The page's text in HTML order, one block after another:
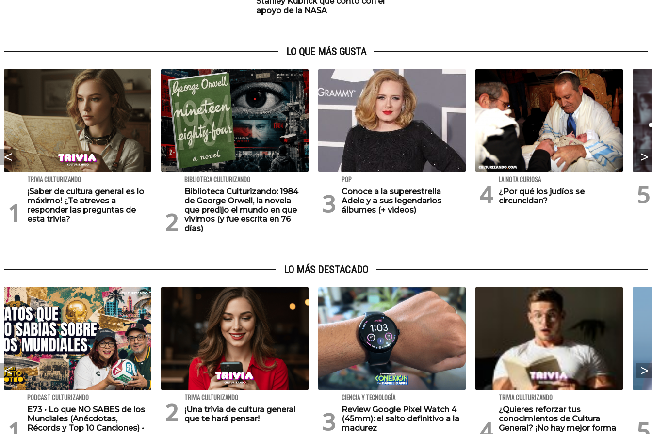
apoyo de la NASA
LO QUE MÁS GUSTA
TRIVIA CULTURIZANDO
¡Saber de cultura general es lo
máximo! ¿Te atreves a
responder las preguntas de
esta trivia?
BIBLIOTECA CULTURIZANDO
Biblioteca Culturizando: 1984
de George Orwell, la novela
que predijo el mundo en que
vivimos (y fue escrita en 76
días)
POP
Conoce a la superestrella
Adele y a sus legendarios
álbumes (+ videos)
LA NOTA CURIOSA
¿Por qué los judíos se
circuncidan?
LO MÁS DESTACADO
PODCAST CULTURIZANDO
E73 • Lo que NO SABES de los
Mundiales (Anécdotas,
Récords y Top 10 Canciones) •
TRIVIA CULTURIZANDO
¡Una trivia de cultura general
que te hará pensar!
CIENCIA Y TECNOLOGÍA
Review Google Pixel Watch 4
(45mm): el salto definitivo a la
madurez
TRIVIA CULTURIZANDO
¿Quieres reforzar tus
conocimientos de Cultura
General? ¡No hay mejor forma